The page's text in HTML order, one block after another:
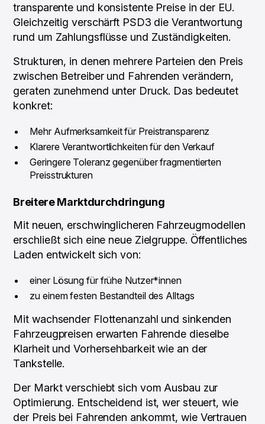
transparente und konsistente Preise in der EU.
Gleichzeitig verschärft PSD3 die Verantwortung
rund um Zahlungsflüsse und Zuständigkeiten.
Strukturen, in denen mehrere Parteien den Preis
zwischen Betreiber und Fahrenden verändern,
geraten zunehmend unter Druck. Das bedeutet
konkret:
Mehr Aufmerksamkeit für Preistransparenz
Klarere Verantwortlichkeiten für den Verkauf
Geringere Toleranz gegenüber fragmentierten
Preisstrukturen
Breitere Marktdurchdringung
Mit neuen, erschwinglicheren Fahrzeugmodellen
erschließt sich eine neue Zielgruppe. Öffentliches
Laden entwickelt sich von:
einer Lösung für frühe Nutzer*innen
zu einem festen Bestandteil des Alltags
Mit wachsender Flottenanzahl und sinkenden
Fahrzeugpreisen erwarten Fahrende dieselbe
Klarheit und Vorhersehbarkeit wie an der
Tankstelle.
Der Markt verschiebt sich vom Ausbau zur
Optimierung. Entscheidend ist, wer steuert, wie
der Preis bei Fahrenden ankommt, wie Vertrauen